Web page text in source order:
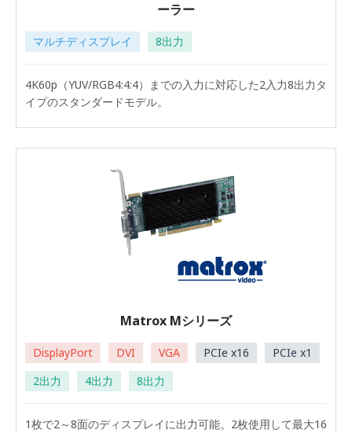
ーラー
マルチディスプレイ 8出力
4K60p（YUV/RGB4:4:4）までの入力に対応した2入力8出力タ
イプのスタンダードモデル。
Matrox Mシリーズ
DisplayPort DVI VGA PCIe x16
PCIe x1
2出力
4出力 8出力
1枚で2～8面のディスプレイに出力可能。2枚使用して最大16